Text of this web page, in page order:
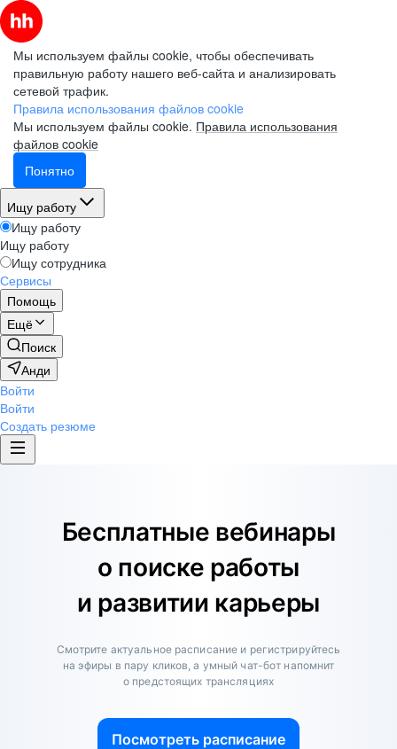
Мы используем файлы cookie, чтобы обеспечивать
правильную работу нашего веб-сайта и анализировать
сетевой трафик.
Правила использования файлов cookie
Мы используем файлы cookie. Правила использования
файлов cookie
Понятно
Ищу работу
Ищу работу
Ищу работу
Ищу сотрудника
Сервисы
Помощь
Ещё
Поиск
Анди
Войти
Войти
Создать резюме
Бесплатные вебинары
о поиске работы
и развитии карьеры
Смотрите актуальное расписание и регистрируйтесь
на эфиры в пару кликов, а умный чат-бот напомнит
о предстоящих трансляциях
Посмотреть расписание